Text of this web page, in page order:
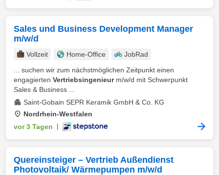
Sales und Business Development Manager
m/w/d
Vollzeit Home-Office
JobRad
... suchen wir zum nächstmöglichen Zeitpunkt einen
engagierten Vertriebsingenieurm/w/d mit Schwerpunkt
Sales & Business ...
Saint-Gobain SEPR Keramik GmbH & Co. KG
Nordrhein-Westfalen
vor 3 Tagen
Quereinsteiger – Vertrieb Außendienst
Photovoltaik/ Wärmepumpen m/w/d